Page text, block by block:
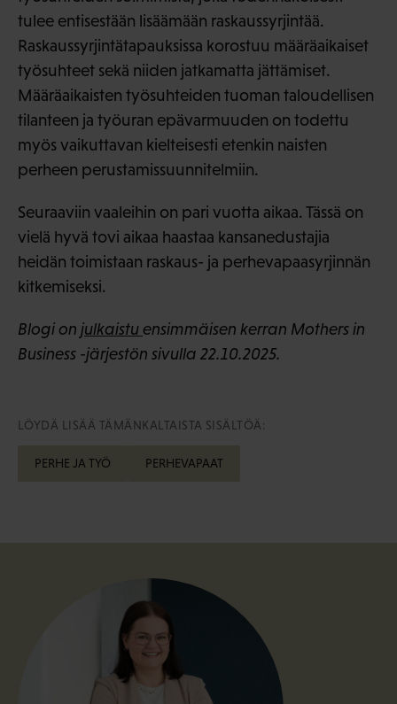
tulee entisestään lisäämään raskaussyrjintää.
Raskaussyrjintätapauksissa korostuu määräaikaiset
työsuhteet sekä niiden jatkamatta jättämiset.
Määräaikaisten työsuhteiden tuoman taloudellisen
tilanteen ja työuran epävarmuuden on todettu
myös vaikuttavan kielteisesti etenkin naisten
perheen perustamissuunnitelmiin.
Seuraaviin vaaleihin on pari vuotta aikaa. Tässä on
vielä hyvä tovi aikaa haastaa kansanedustajia
heidän toimistaan raskaus- ja perhevapaasyrjinnän
kitkemiseksi.
Blogi on julkaistuensimmäisen kerran Mothers in
Business -järjestön sivulla 22.10.2025.
LÖYDÄ LISÄÄ TÄMÄNKALTAISTA SISÄLTÖÄ:
PERHE JA TYÖ PERHEVAPAAT